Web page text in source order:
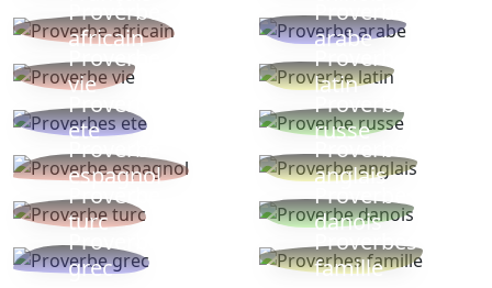
Proverbe
africain
Proverbe
arabe
Proverbe
vie
Proverbe
latin
Proverbes
ete
Proverbe
russe
Proverbe
espagnol
Proverbe
anglais
Proverbe
turc
Proverbe
danois
Proverbe
grec
Proverbes
famille